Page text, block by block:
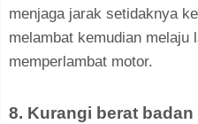
menjaga jarak setidaknya
melambat kemudian melaju
memperlambat motor.
8. Kurangi berat badan